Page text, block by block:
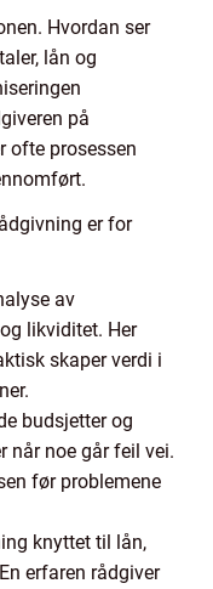
Hvordan ser
lån og
på
ofte prosessen
er for
av
likviditet. Her
skaper verdi i
budsjetter og
når noe går feil vei.
før problemene
knyttet til lån,
erfaren rådgiver